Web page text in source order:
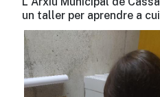
un taller per aprendre a